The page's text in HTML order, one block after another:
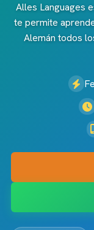
Alles Languages
te permite
Alemán todos